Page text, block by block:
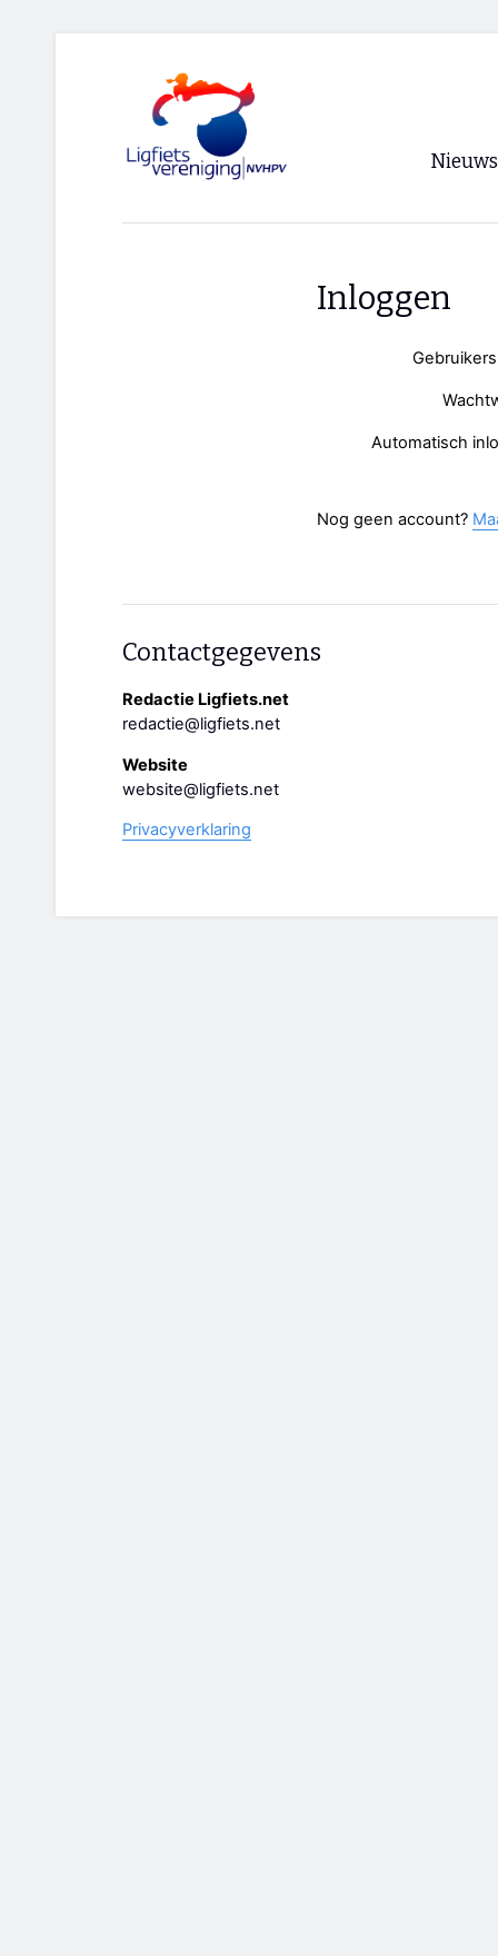
Nieuws
Inloggen
Automatisch
Nog geen account?
Contactgegevens
Redactie Ligfiets.net
redactie@ligfiets.net
Website
website@ligfiets.net
Privacyverklaring